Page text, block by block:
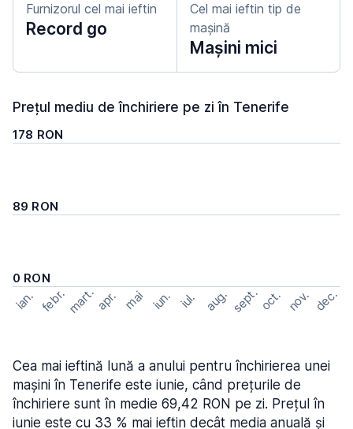
Furnizorul cel mai ieftin
Record go
Cel mai ieftin tip de
mașină
Mașini mici
Prețul mediu de închiriere pe zi în Tenerife
178 RON
89 RON
0 RON
ian. febr.mart. apr. mai iun. iul. aug. sept. oct. nov. dec.
Cea mai ieftină lună a anului pentru închirierea unei
mașini în Tenerife este iunie, când prețurile de
închiriere sunt în medie 69,42 RON pe zi. Prețul în
iunie este cu 33 % mai ieftin decât media anuală și